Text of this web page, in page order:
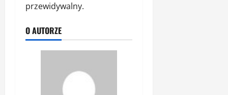
przewidywalny.
O AUTORZE